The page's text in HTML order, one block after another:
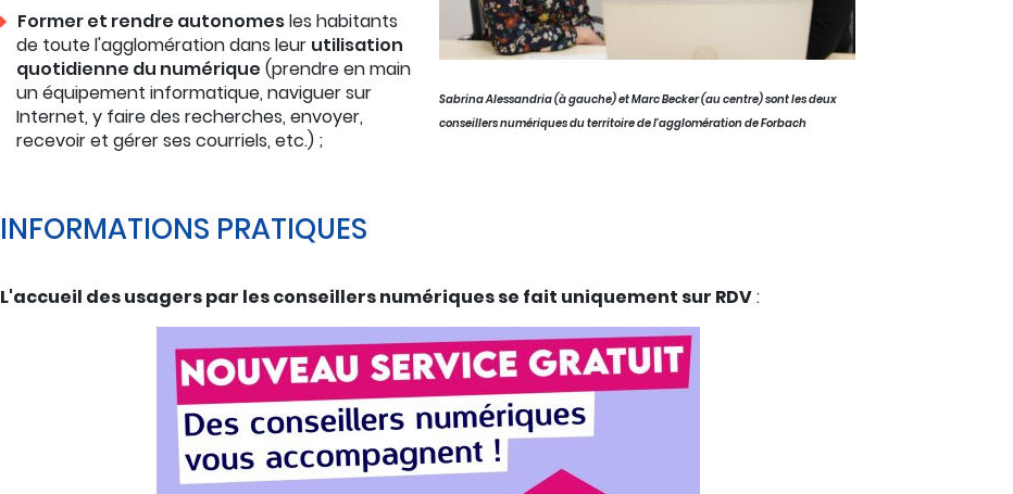
Former et rendre autonomesles habitants
de toute l'agglomération dans leur utilisation
quotidienne du numérique (prendre en main
un équipement informatique, naviguer sur
Internet, y faire des recherches, envoyer,
recevoir et gérer ses courriels, etc.) ;
Sabrina Alessandria (à gauche) et Marc Becker (au centre) sont les deux
conseillers numériques du territoire de l'agglomération de Forbach
INFORMATIONS PRATIQUES
L'accueil des usagers par les conseillers numériques se fait uniquement sur RDV: